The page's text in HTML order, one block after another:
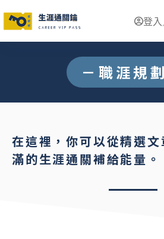
登
－職涯規
在這裡，你可以從精選
滿的生涯通關補給能量。